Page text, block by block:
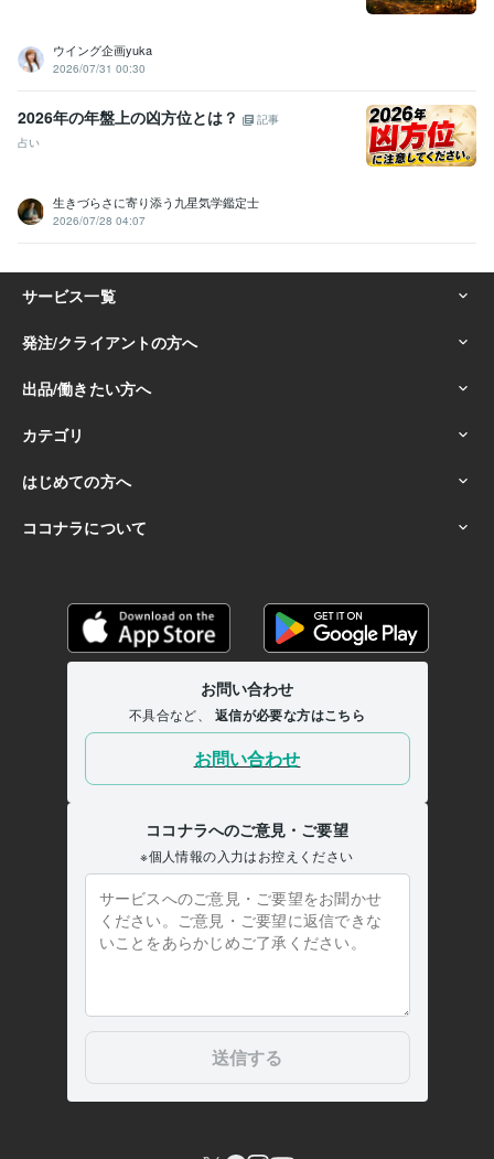
ウイング企画yuka
2026/07/31 00:30
2026年の年盤上の凶方位とは？
記事
占い
生きづらさに寄り添う九星気学鑑定士
2026/07/28 04:07